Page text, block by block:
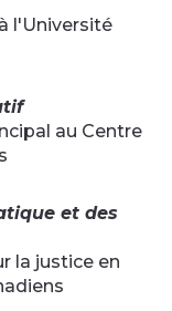
l'Université
au Centre
et des
la justice en